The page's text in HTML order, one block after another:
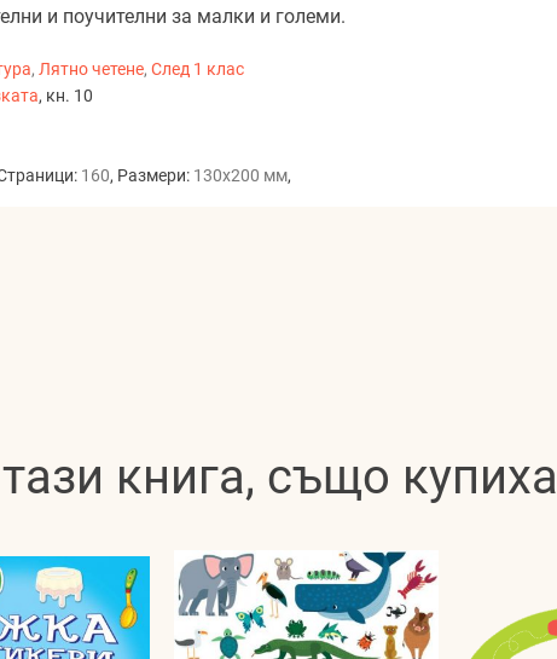
и поучителни за малки и големи.
, Лятно четене,След 1 клас
, кн. 10
160, Размери: 130x200 мм,
книга, също купиха